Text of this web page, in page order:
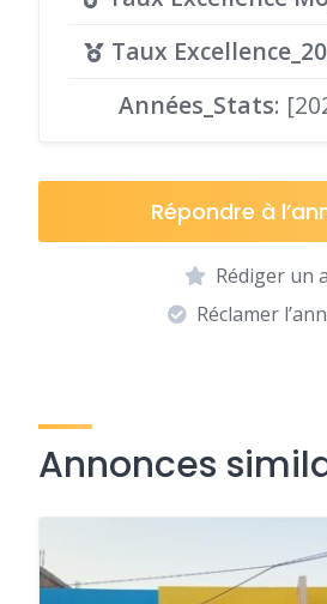
Taux
Années_Stats:
Répondre à
Rédiger un
Réclamer
Annonces